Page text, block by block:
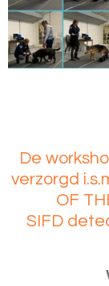
De
verzorgd
OF
SIFD